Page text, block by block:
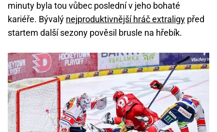
minuty byla tou vůbec poslední v jeho bohaté
kariéře. Bývalý nejproduktivnější hráč extraligy před
startem další sezony pověsil brusle na hřebík.